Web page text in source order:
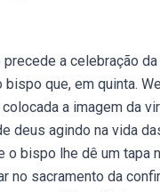
a celebração
que, em quinta.
a imagem da
deus agindo na vida
o bispo lhe dê um
no sacramento da